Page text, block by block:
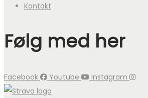
Kontakt
Følg med her
Facebook Youtube Instagram